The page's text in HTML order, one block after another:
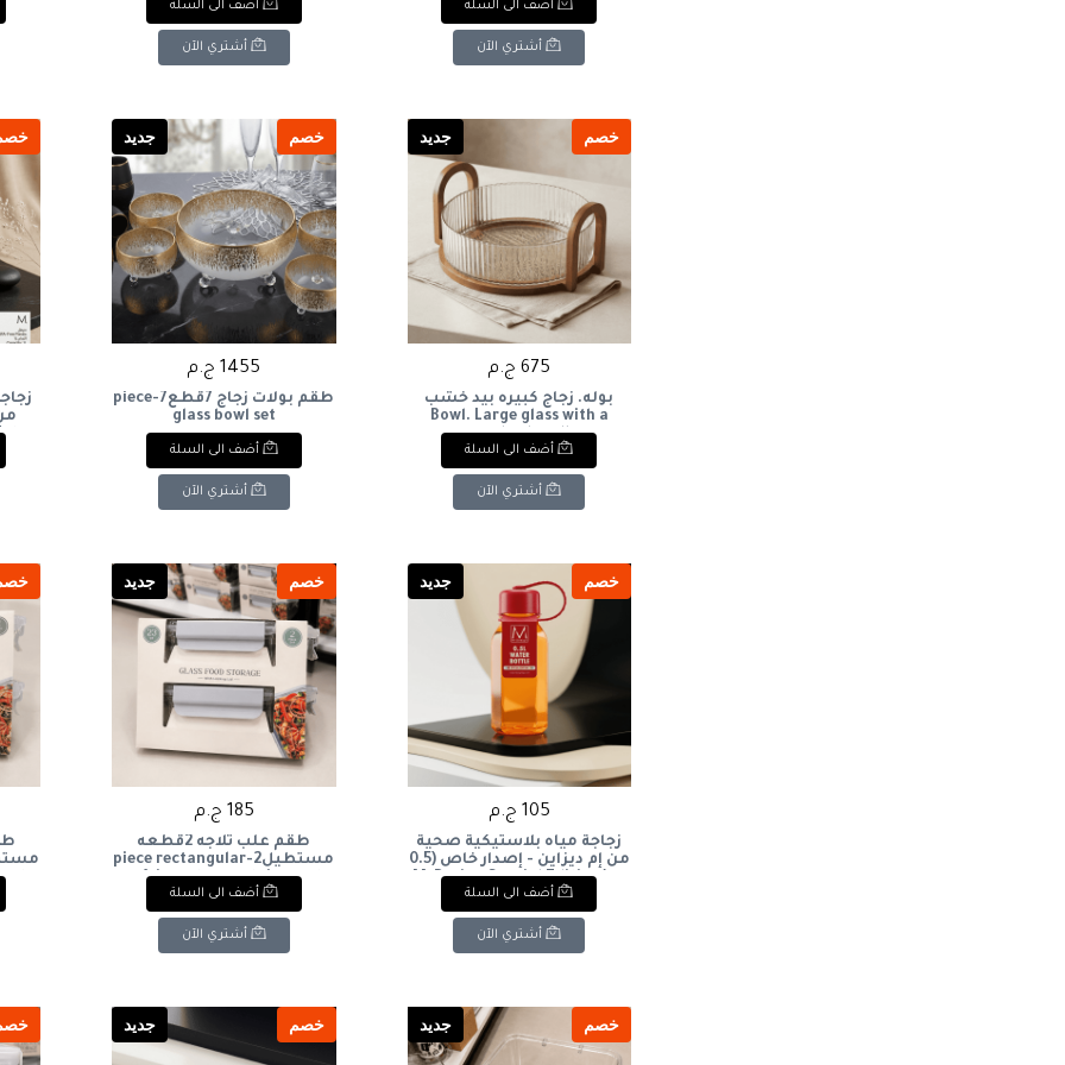
أضف الى السلة
أشتري الآن
أضف الى السلة
أشتري الآن
خصم جديد
675 ج.م
بوله. زجاج كبيره بيد خشب
Bowl. Large glass with a
wooden handle.
أضف الى السلة
أشتري الآن
خصم جديد
1455 ج.م
طقم بولات زجاج 7قطع7-piece
glass bowl set
أضف الى السلة
أشتري الآن
خصم جديد
105 ج.م
زجاجة مياه بلاستيكية صحية
من إم ديزاين - إصدار خاص (0.5
لتر)M-Design Special Edition
Plastic Water Bottle (0.5L)
أضف الى السلة
أشتري الآن
خصم جديد
185 ج.م
طقم علب ثلاجه 2قطعه
مستطيل2-piece rectangular
refrigerator container set
أضف الى السلة
أشتري الآن
خصم جديد خصم جديد